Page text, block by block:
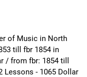
of Music in North
till fbr 1854 in
/ from fbr: 1854 till
Lessons - 1065 Dollar